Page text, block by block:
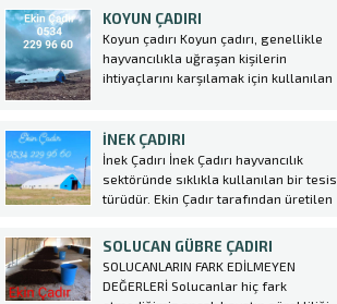
kullanarak dayanıklı ve uzun ömürlü
çadırlar üretmektedir. Kuzu
Çadırı kurulumu oldukça kolaydır ve
çiftlik sahiplerine büyük avantajlar
KOYUN ÇADIRI
Koyun çadırı Koyun çadırı, genellikle
hayvancılıkla uğraşan kişilerin
ihtiyaçlarını karşılamak için kullanılan
korunması amacıyla kullanılır. Ekin
Çadır tarafından üretilen koyun
çadırları, yüksek kaliteli malzemeler
kullanılarak dayanıklı ve uzun
İNEK ÇADIRI
İnek Çadırı İnek Çadırı hayvancılık
sektöründe sıklıkla kullanılan bir tesis
türüdür. Ekin Çadır tarafından üretilen
tarım teknikleri ile uyumlu şekilde
tasarlanmıştır. İnek Çadırı seçerken
dikkat edilmesi gereken bazı önemli
noktalar vardır. Öncelikle hayvan
SOLUCAN GÜBRE ÇADIRI
SOLUCANLARIN FARK EDİLMEYEN
DEĞERLERİ Solucanlar hiç fark